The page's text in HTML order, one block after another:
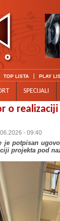
TOP LISTA PLAY
SPECIJALI
o
- 09:40
je potpisan
projekta pod